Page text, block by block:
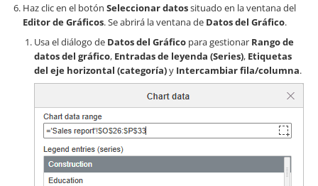
Haz clic en el botón Seleccionar datossituado en la ventana del
Editor de Gráficos. Se abrirá la ventana de Datos del Gráfico.
Usa el diálogo de Datos del Gráfico para gestionar Rango de
datos del gráfico, Entradas de leyenda (Series), Etiquetas
del eje horizontal (categoría)y Intercambiar fila/columna.